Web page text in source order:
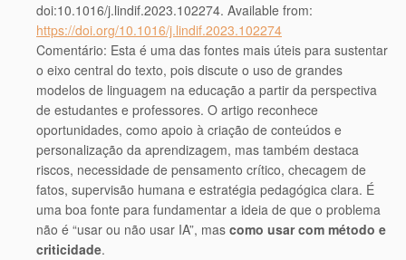
doi:10.1016/j.lindif.2023.102274. Available from:
https://doi.org/10.1016/j.lindif.2023.102274
Comentário: Esta é uma das fontes mais úteis para sustentar
o eixo central do texto, pois discute o uso de grandes
modelos de linguagem na educação a partir da perspectiva
de estudantes e professores. O artigo reconhece
oportunidades, como apoio à criação de conteúdos e
personalização da aprendizagem, mas também destaca
riscos, necessidade de pensamento crítico, checagem de
fatos, supervisão humana e estratégia pedagógica clara. É
uma boa fonte para fundamentar a ideia de que o problema
não é “usar ou não usar IA”, mas como usar com método e
criticidade.